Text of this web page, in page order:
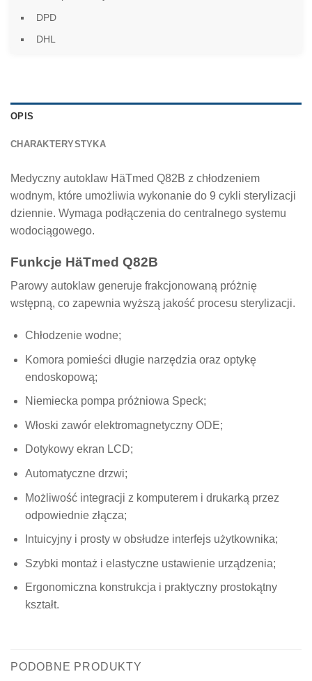
DPD
DHL
OPIS
CHARAKTERYSTYKA
Medyczny autoklaw HäTmed Q82B z chłodzeniem
wodnym, które umożliwia wykonanie do 9 cykli sterylizacji
dziennie. Wymaga podłączenia do centralnego systemu
wodociągowego.
Funkcje HäTmed Q82B
Parowy autoklaw generuje frakcjonowaną próżnię
wstępną, co zapewnia wyższą jakość procesu sterylizacji.
Chłodzenie wodne;
Komora pomieści długie narzędzia oraz optykę
endoskopową;
Niemiecka pompa próżniowa Speck;
Włoski zawór elektromagnetyczny ODE;
Dotykowy ekran LCD;
Automatyczne drzwi;
Możliwość integracji z komputerem i drukarką przez
odpowiednie złącza;
Intuicyjny i prosty w obsłudze interfejs użytkownika;
Szybki montaż i elastyczne ustawienie urządzenia;
Ergonomiczna konstrukcja i praktyczny prostokątny
kształt.
PODOBNE PRODUKTY